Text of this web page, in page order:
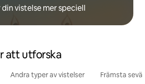
vistelse mer speciell
att utforska
Andra typer av vistelser Främsta